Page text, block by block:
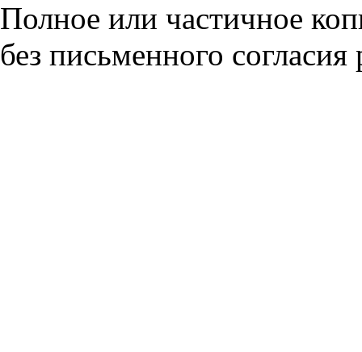
Полное или частичное
без письменного